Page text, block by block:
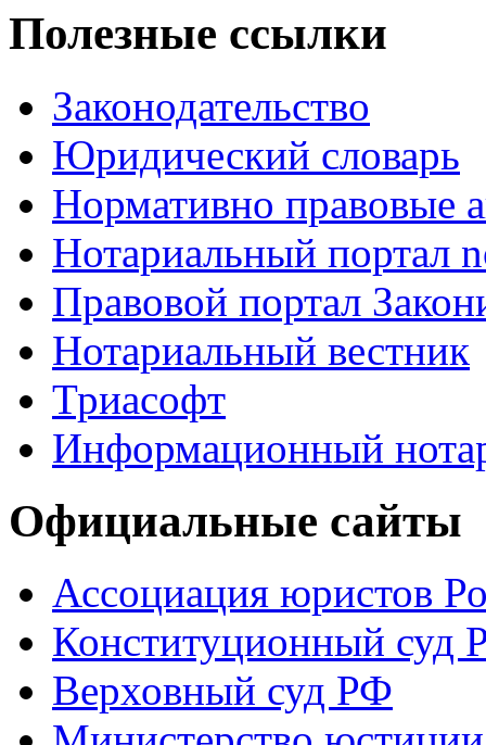
Полезные ссылки
Законодательство
Юридический словарь
Нормативно правовые
Нотариальный портал
Правовой портал
Нотариальный вестник
Триасофт
Информационный
Официальные сайты
Ассоциация юристов
Конституционный суд
Верховный суд РФ